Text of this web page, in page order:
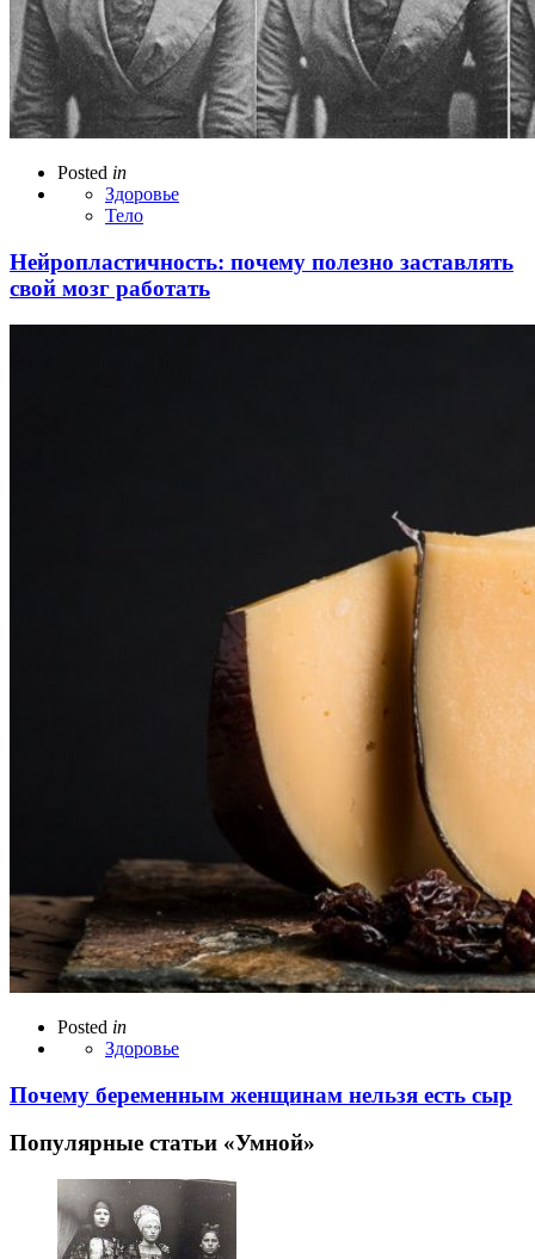
Posted in
Здоровье
Тело
Нейропластичность: почему полезно заставлять
свой мозг работать
Posted in
Здоровье
Почему беременным женщинам нельзя есть сыр
Популярные статьи «Умной»